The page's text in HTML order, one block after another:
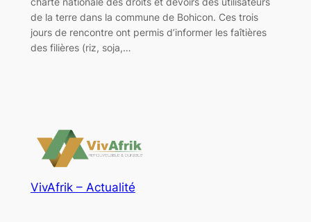
de la terre dans la commune de Bohicon. Ces trois
jours de rencontre ont permis d’informer les faîtières
des filières (riz, soja,…
VivAfrik – Actualité